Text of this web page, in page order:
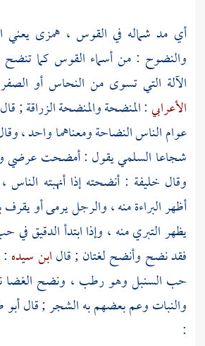
أي مد شماله في القوس ، همزى يعني
والنضوح : من أسماء القوس كما تنضح
الآلة التي تسوى من النحاس أو
الأعرابي: المنضحة والمنضحة الزراقة ; قال
عوام الناس النضاحة ومعناهما واحد ،
شجاعا السلمييقول : أمضحت عرضي
وقال خليفة : أنضحته إذا أنهبته
أظهر البراءة منه ، والرجل يرمى أو
يظهر التبري منه ، وإذا ابتدأ الدقيق
فقد نضح وأنضح لغتان ; قالابن سيده :
حب السنبل وهو رطب ، ونضح الغضا
والنبات وعم بعضهم به الشجر ; قال
: